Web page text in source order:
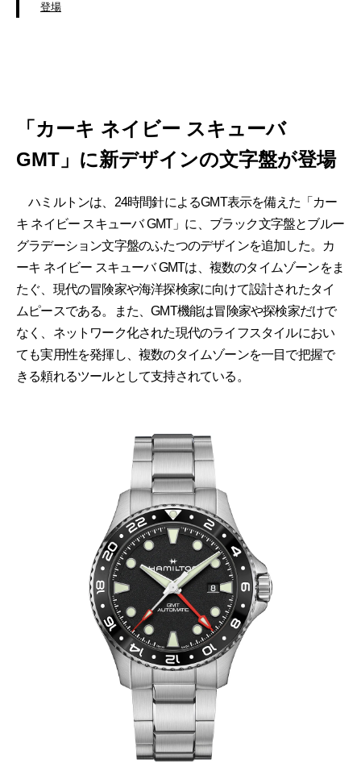
登場
「カーキ ネイビー スキューバ
GMT」に新デザインの文字盤が登場
ハミルトンは、24時間針によるGMT表示を備えた「カー
キ ネイビー スキューバ GMT」に、ブラック文字盤とブルー
グラデーション文字盤のふたつのデザインを追加した。カ
ーキ ネイビー スキューバ GMTは、複数のタイムゾーンをま
たぐ、現代の冒険家や海洋探検家に向けて設計されたタイ
ムピースである。また、GMT機能は冒険家や探検家だけで
なく、ネットワーク化された現代のライフスタイルにおい
ても実用性を発揮し、複数のタイムゾーンを一目で把握で
きる頼れるツールとして支持されている。